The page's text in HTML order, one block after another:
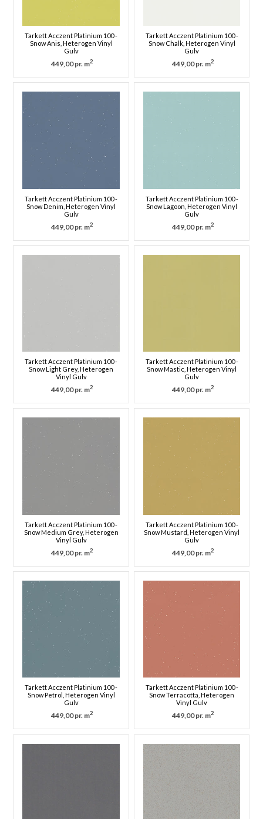
Tarkett Acczent Platinium 100 -
Snow Anis, Heterogen Vinyl
Gulv
449,00 pr. m2
Tarkett Acczent Platinium 100 -
Snow Chalk, Heterogen Vinyl
Gulv
449,00 pr. m2
Tarkett Acczent Platinium 100 -
Snow Denim, Heterogen Vinyl
Gulv
449,00 pr. m2
Tarkett Acczent Platinium 100 -
Snow Lagoon, Heterogen Vinyl
Gulv
449,00 pr. m2
Tarkett Acczent Platinium 100 -
Snow Light Grey, Heterogen
Vinyl Gulv
449,00 pr. m2
Tarkett Acczent Platinium 100 -
Snow Mastic, Heterogen Vinyl
Gulv
449,00 pr. m2
Tarkett Acczent Platinium 100 -
Snow Medium Grey, Heterogen
Vinyl Gulv
449,00 pr. m2
Tarkett Acczent Platinium 100 -
Snow Mustard, Heterogen Vinyl
Gulv
449,00 pr. m2
Tarkett Acczent Platinium 100 -
Snow Petrol, Heterogen Vinyl
Gulv
449,00 pr. m2
Tarkett Acczent Platinium 100 -
Snow Terracotta, Heterogen
Vinyl Gulv
449,00 pr. m2